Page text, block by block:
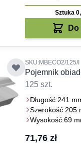
Sztuka
SKU:MBECO2/125/I
Pojemnik
125 szt.
Długość:241
Szerokość:205
Wysokość:69
71,76 zł